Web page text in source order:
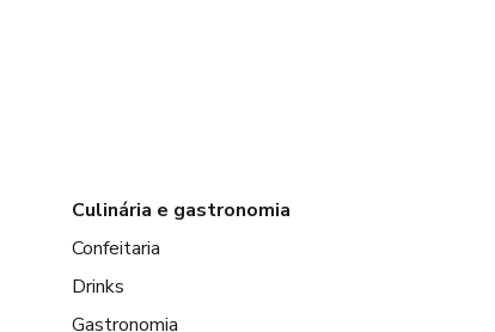
Culinária e gastronomia
Confeitaria
Drinks
Gastronomia